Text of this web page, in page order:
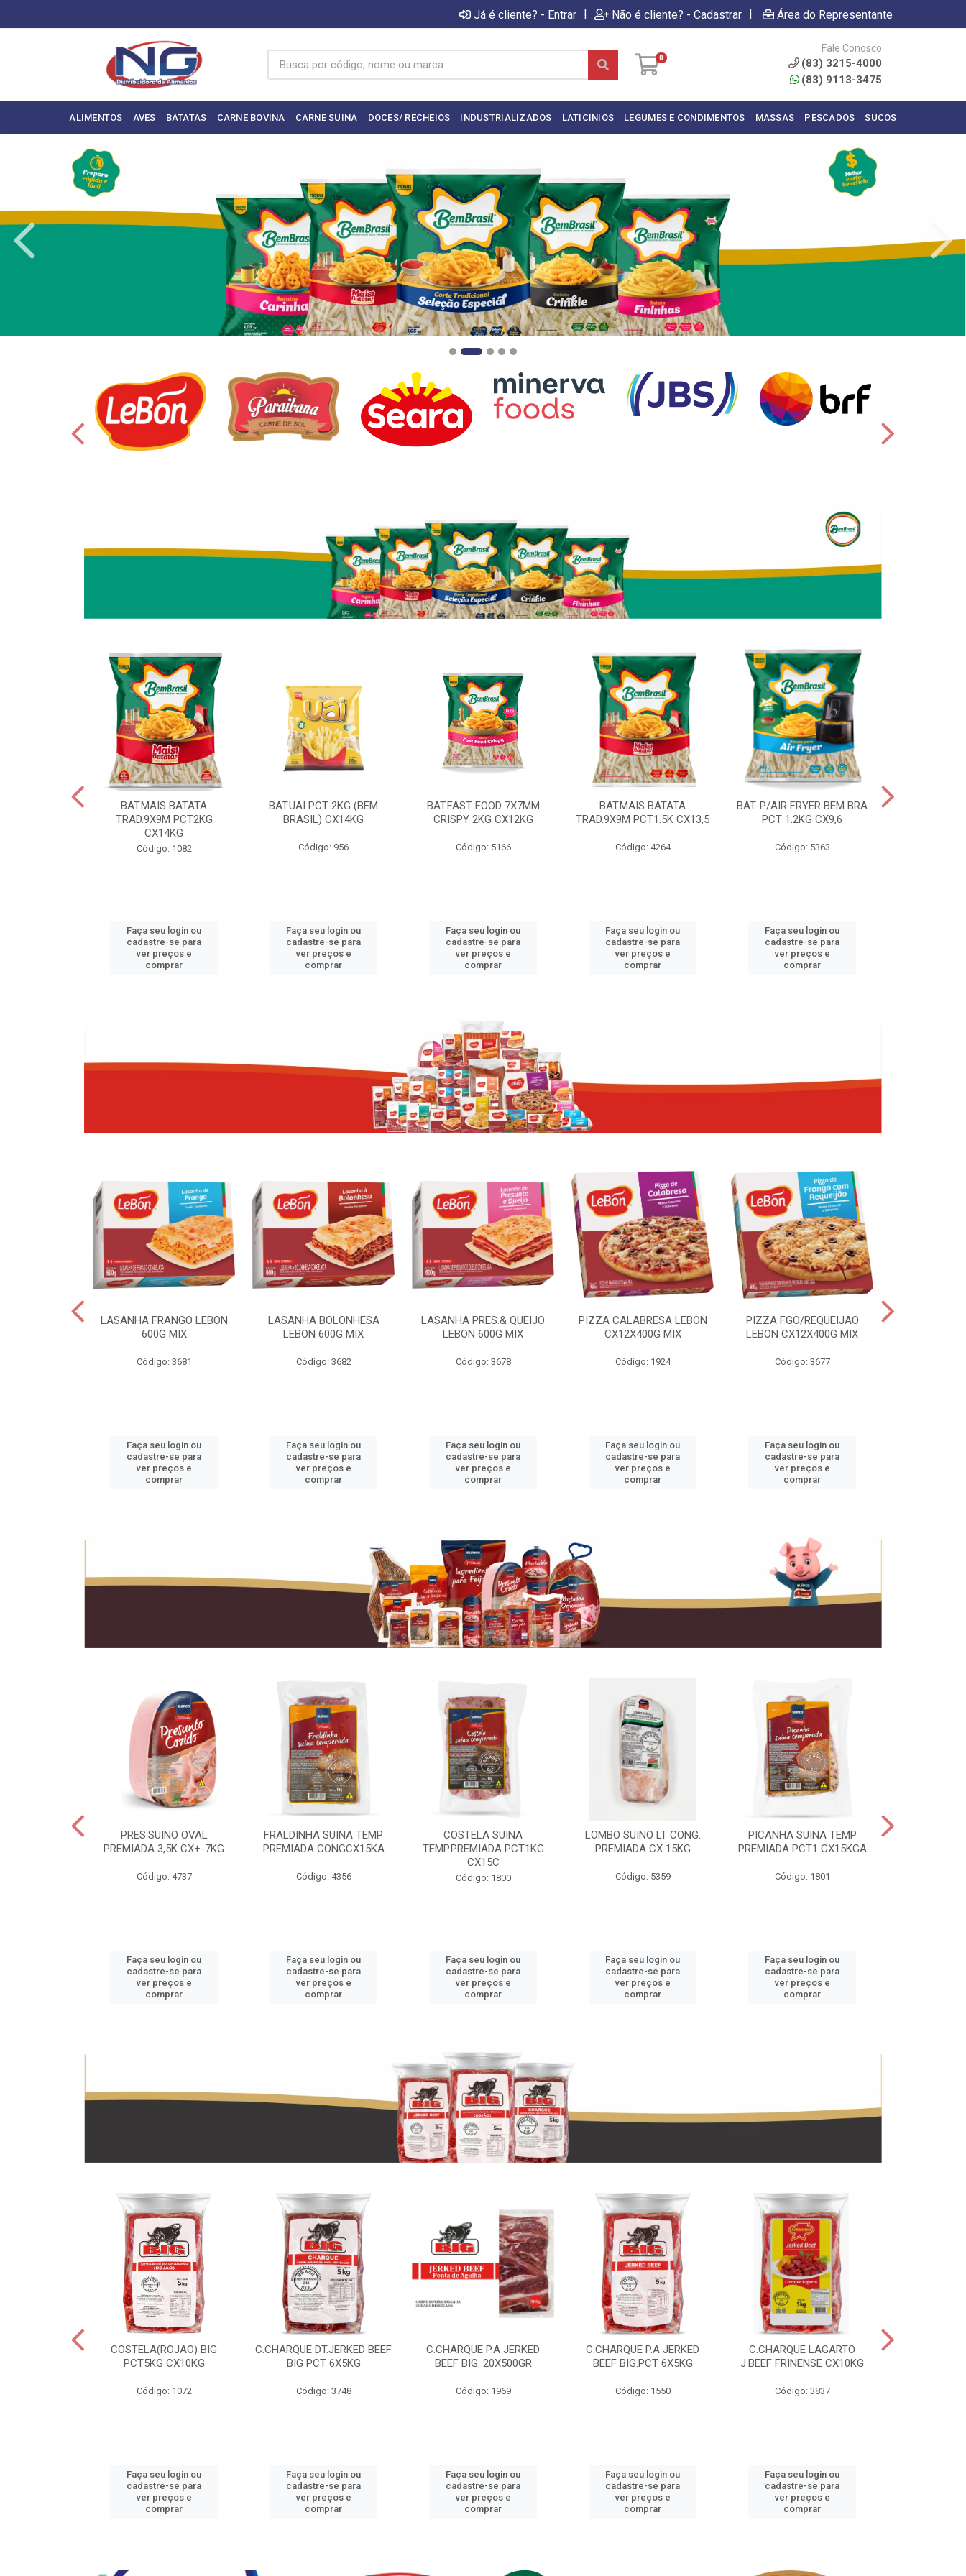
Já é cliente? - Entrar | Não é cliente? - Cadastrar | Área do Representante
0
Fale Conosco
(83) 3215-4000
(83) 9113-3475
ALIMENTOS AVES BATATAS CARNE BOVINA CARNE SUINA DOCES/ RECHEIOS INDUSTRIALIZADOS LATICINIOS LEGUMES E CONDIMENTOS MASSAS PESCADOS SUCOS
BAT.MAIS BATATA
TRAD.9X9M PCT2KG
CX14KG
Código: 1082
Faça seu login ou
cadastre-se para
ver preços e
comprar
BAT.UAI PCT 2KG (BEM
BRASIL) CX14KG
Código: 956
Faça seu login ou
cadastre-se para
ver preços e
comprar
BAT.FAST FOOD 7X7MM
CRISPY 2KG CX12KG
Código: 5166
Faça seu login ou
cadastre-se para
ver preços e
comprar
BAT.MAIS BATATA
TRAD.9X9M PCT1.5K CX13,5
Código: 4264
Faça seu login ou
cadastre-se para
ver preços e
comprar
BAT. P/AIR FRYER BEM BRA
PCT 1.2KG CX9,6
Código: 5363
Faça seu login ou
cadastre-se para
ver preços e
comprar
LASANHA FRANGO LEBON
600G MIX
Código: 3681
Faça seu login ou
cadastre-se para
ver preços e
comprar
LASANHA BOLONHESA
LEBON 600G MIX
Código: 3682
Faça seu login ou
cadastre-se para
ver preços e
comprar
LASANHA PRES.& QUEIJO
LEBON 600G MIX
Código: 3678
Faça seu login ou
cadastre-se para
ver preços e
comprar
PIZZA CALABRESA LEBON
CX12X400G MIX
Código: 1924
Faça seu login ou
cadastre-se para
ver preços e
comprar
PIZZA FGO/REQUEIJAO
LEBON CX12X400G MIX
Código: 3677
Faça seu login ou
cadastre-se para
ver preços e
comprar
PRES.SUINO OVAL
PREMIADA 3,5K CX+-7KG
Código: 4737
Faça seu login ou
cadastre-se para
ver preços e
comprar
FRALDINHA SUINA TEMP
PREMIADA CONGCX15KA
Código: 4356
Faça seu login ou
cadastre-se para
ver preços e
comprar
COSTELA SUINA
TEMP.PREMIADA PCT1KG
CX15C
Código: 1800
Faça seu login ou
cadastre-se para
ver preços e
comprar
LOMBO SUINO LT CONG.
PREMIADA CX 15KG
Código: 5359
Faça seu login ou
cadastre-se para
ver preços e
comprar
PICANHA SUINA TEMP
PREMIADA PCT1 CX15KGA
Código: 1801
Faça seu login ou
cadastre-se para
ver preços e
comprar
COSTELA(ROJAO) BIG
PCT5KG CX10KG
Código: 1072
Faça seu login ou
cadastre-se para
ver preços e
comprar
C.CHARQUE DT.JERKED BEEF
BIG PCT 6X5KG
Código: 3748
Faça seu login ou
cadastre-se para
ver preços e
comprar
C.CHARQUE P.A JERKED
BEEF BIG. 20X500GR
Código: 1969
Faça seu login ou
cadastre-se para
ver preços e
comprar
C.CHARQUE P.A JERKED
BEEF BIG.PCT 6X5KG
Código: 1550
Faça seu login ou
cadastre-se para
ver preços e
comprar
C.CHARQUE LAGARTO
J.BEEF FRINENSE CX10KG
Código: 3837
Faça seu login ou
cadastre-se para
ver preços e
comprar